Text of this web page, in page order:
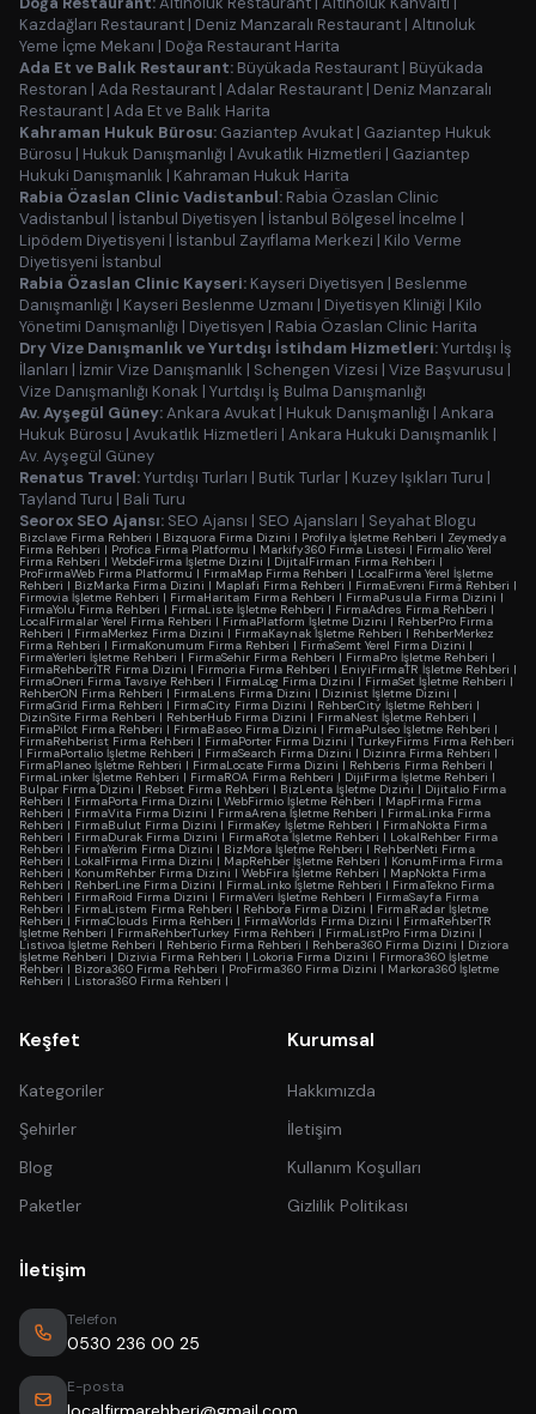
Kazdağları Restaurant | Deniz Manzaralı Restaurant | Altınoluk
Yeme İçme Mekanı | Doğa Restaurant Harita
Ada Et ve Balık Restaurant: Büyükada Restaurant | Büyükada
Restoran | Ada Restaurant | Adalar Restaurant | Deniz Manzaralı
Restaurant | Ada Et ve Balık Harita
Kahraman Hukuk Bürosu: Gaziantep Avukat | Gaziantep Hukuk
Bürosu | Hukuk Danışmanlığı | Avukatlık Hizmetleri | Gaziantep
Hukuki Danışmanlık | Kahraman Hukuk Harita
Rabia Özaslan Clinic Vadistanbul: Rabia Özaslan Clinic
Vadistanbul | İstanbul Diyetisyen | İstanbul Bölgesel İncelme |
Lipödem Diyetisyeni | İstanbul Zayıflama Merkezi | Kilo Verme
Diyetisyeni İstanbul
Rabia Özaslan Clinic Kayseri: Kayseri Diyetisyen | Beslenme
Danışmanlığı | Kayseri Beslenme Uzmanı | Diyetisyen Kliniği | Kilo
Yönetimi Danışmanlığı | Diyetisyen | Rabia Özaslan Clinic Harita
Dry Vize Danışmanlık ve Yurtdışı İstihdam Hizmetleri:Yurtdışı İş
İlanları | İzmir Vize Danışmanlık | Schengen Vizesi | Vize Başvurusu |
Vize Danışmanlığı Konak | Yurtdışı İş Bulma Danışmanlığı
Av. Ayşegül Güney:Ankara Avukat | Hukuk Danışmanlığı | Ankara
Hukuk Bürosu | Avukatlık Hizmetleri | Ankara Hukuki Danışmanlık |
Av. Ayşegül Güney
Renatus Travel:Yurtdışı Turları | Butik Turlar | Kuzey Işıkları Turu |
Tayland Turu | Bali Turu
Seorox SEO Ajansı: SEO Ajansı | SEO Ajansları | Seyahat Blogu
Bizclave Firma Rehberi | Bizquora Firma Dizini | Profilya İşletme Rehberi | Zeymedya
Firma Rehberi | Profica Firma Platformu | Markify360 Firma Listesi | Firmalio Yerel
Firma Rehberi | WebdeFirma İşletme Dizini | DijitalFirman Firma Rehberi |
ProFirmaWeb Firma Platformu | FirmaMap Firma Rehberi | LocalFirma Yerel İşletme
Rehberi | BizMarka Firma Dizini | Maplafi Firma Rehberi | FirmaEvreni Firma Rehberi |
Firmovia İşletme Rehberi | FirmaHaritam Firma Rehberi | FirmaPusula Firma Dizini |
FirmaYolu Firma Rehberi | FirmaListe İşletme Rehberi | FirmaAdres Firma Rehberi |
LocalFirmalar Yerel Firma Rehberi | FirmaPlatform İşletme Dizini | RehberPro Firma
Rehberi | FirmaMerkez Firma Dizini | FirmaKaynak İşletme Rehberi | RehberMerkez
Firma Rehberi | FirmaKonumum Firma Rehberi | FirmaSemt Yerel Firma Dizini |
FirmaYerleri İşletme Rehberi | FirmaSehir Firma Rehberi | FirmaPro İşletme Rehberi |
FirmaRehberiTR Firma Dizini | Firmoria Firma Rehberi | EniyiFirmaTR İşletme Rehberi |
FirmaOneri Firma Tavsiye Rehberi | FirmaLog Firma Dizini |FirmaSet İşletme Rehberi |
RehberON Firma Rehberi | FirmaLens Firma Dizini | Dizinist İşletme Dizini |
FirmaGrid Firma Rehberi | FirmaCity Firma Dizini | RehberCity İşletme Rehberi |
DizinSite Firma Rehberi | RehberHub Firma Dizini | FirmaNest İşletme Rehberi |
FirmaPilot Firma Rehberi | FirmaBaseo Firma Dizini | FirmaPulseo İşletme Rehberi |
FirmaRehberist Firma Rehberi | FirmaPorter Firma Dizini | TurkeyFirms Firma Rehberi
| FirmaPortalio İşletme Rehberi | FirmaSearch Firma Dizini | Dizinra Firma Rehberi |
FirmaPlaneo İşletme Rehberi | FirmaLocate Firma Dizini | Rehberis Firma Rehberi |
FirmaLinker İşletme Rehberi | FirmaROA Firma Rehberi | DijiFirma İşletme Rehberi |
Bulpar Firma Dizini | Rebset Firma Rehberi | BizLenta İşletme Dizini | Dijitalio Firma
Rehberi | FirmaPorta Firma Dizini | WebFirmio İşletme Rehberi | MapFirma Firma
Rehberi | FirmaVita Firma Dizini | FirmaArena İşletme Rehberi | FirmaLinka Firma
Rehberi | FirmaBulut Firma Dizini | FirmaKey İşletme Rehberi | FirmaNokta Firma
Rehberi | FirmaDurak Firma Dizini | FirmaRota İşletme Rehberi | LokalRehber Firma
Rehberi | FirmaYerim Firma Dizini | BizMora İşletme Rehberi | RehberNeti Firma
Rehberi | LokalFirma Firma Dizini | MapRehber İşletme Rehberi | KonumFirma Firma
Rehberi | KonumRehber Firma Dizini | WebFira İşletme Rehberi | MapNokta Firma
Rehberi | RehberLine Firma Dizini | FirmaLinko İşletme Rehberi | FirmaTekno Firma
Rehberi | FirmaRoid Firma Dizini | FirmaVeri İşletme Rehberi | FirmaSayfa Firma
Rehberi | FirmaListem Firma Rehberi | Rehbora Firma Dizini | FirmaRadar İşletme
Rehberi | FirmaClouds Firma Rehberi | FirmaWorlds Firma Dizini | FirmaRehberTR
İşletme Rehberi | FirmaRehberTurkey Firma Rehberi | FirmaListPro Firma Dizini |
Listivoa İşletme Rehberi | Rehberio Firma Rehberi | Rehbera360 Firma Dizini | Diziora
İşletme Rehberi | Dizivia Firma Rehberi | Lokoria Firma Dizini | Firmora360 İşletme
Rehberi | Bizora360 Firma Rehberi | ProFirma360 Firma Dizini | Markora360 İşletme
Rehberi | Listora360 Firma Rehberi |
Keşfet
Kategoriler
Şehirler
Blog
Paketler
Kurumsal
Hakkımızda
İletişim
Kullanım Koşulları
Gizlilik Politikası
İletişim
Telefon
0530 236 00 25
E-posta